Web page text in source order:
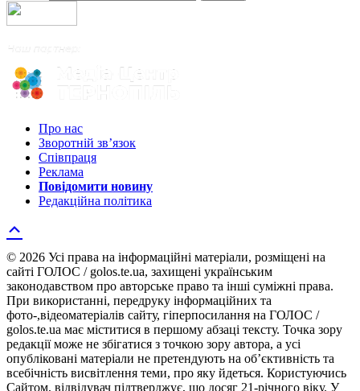
Про нас
Зворотній зв’язок
Співпраця
Реклама
Повідомити новину
Редакційна політика
© 2026 Усі права на інформаційні матеріали, розміщені на
сайті ГОЛОС / golos.te.ua, захищені українським
законодавством про авторське право та інші суміжні права.
При використанні, передруку інформаційних та
фото-,відеоматеріалів сайту, гіперпосилання на ГОЛОС /
golos.te.ua має міститися в першому абзаці тексту. Точка зору
редакції може не збігатися з точкою зору автора, а усі
опубліковані матеріали не претендують на об’єктивність та
всебічність висвітлення теми, про яку йдеться. Користуючись
Сайтом, відвідувач підтверджує, що досяг 21-річного віку. У